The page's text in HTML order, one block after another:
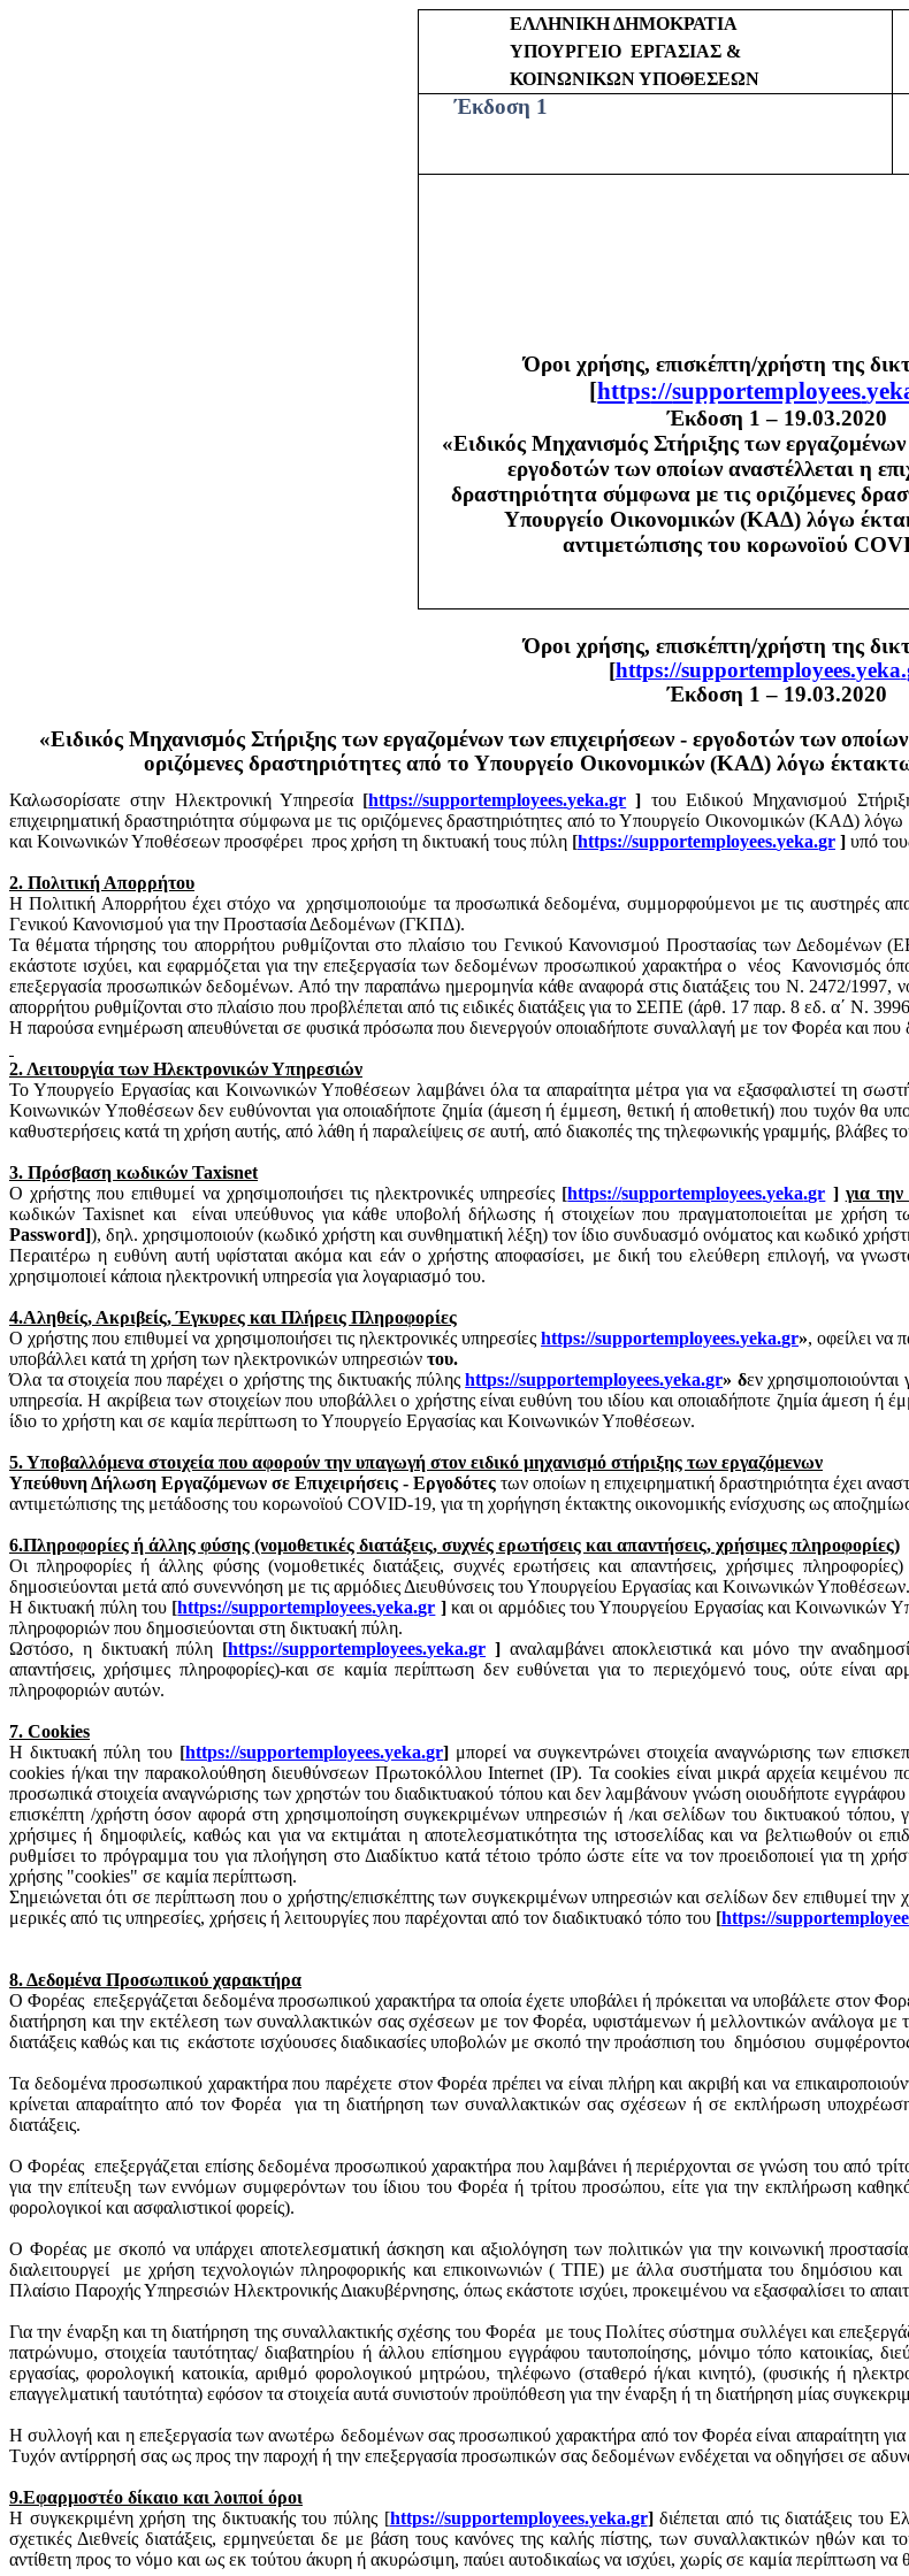
ΕΛΛΗΝΙΚΗ ΔΗΜΟΚΡΑΤΙΑ
ΥΠΟΥΡΓΕΙΟ ΕΡΓΑΣΙΑΣ &
ΚΟΙΝΩΝΙΚΩΝ ΥΠΟΘΕΣΕΩΝ
Έκδοση 1
Όροι χρήσης, επισκέπτη/χρήστη της
[https://supportemployees.
Έκδοση 1 – 19.03.2020
«Ειδικός Μηχανισμός Στήριξης των
εργοδοτών των οποίων αναστέλλεται η
δραστηριότητα σύμφωνα με τις οριζόμενες
Υπουργείο Οικονομικών (ΚΑΔ) λόγω
αντιμετώπισης τουκορωνοϊού
Όροι χρήσης, επισκέπτη/χρήστη της
[https://supportemployees.yeka.
Έκδοση 1 – 19.03.2020
«Ειδικός Μηχανισμός Στήριξης των εργαζομένων των επιχειρήσεων - εργοδοτών των
οριζόμενες δραστηριότητες από το Υπουργείο Οικονομικών (ΚΑΔ) λόγω
Καλωσορίσατε στην Ηλεκτρονική Υπηρεσία [https://supportemployees.yeka.gr ] τουΕιδικού Μηχανισμού
επιχειρηματική δραστηριότητα σύμφωνα με τις οριζόμενες δραστηριότητες από το Υπουργείο Οικονομικών (ΚΑΔ)
και Κοινωνικών Υποθέσεων προσφέρει προς χρήση τη δικτυακή τους πύλη [https://supportemployees.yeka.gr ] υπό
2. Πολιτική Απορρήτου
Η Πολιτική Απορρήτου έχει στόχο να
χρησιμοποιούμε τα προσωπικά δεδομένα, συμμορφούμενοι με τις αυστηρές
Γενικού Κανονισμού για την Προστασία Δεδομένων (ΓΚΠΔ).
Τα θέματα τήρησης του απορρήτου ρυθμίζονται στο πλαίσιο του Γενικού Κανονισμού Προστασίας των
εκάστοτε ισχύει, και εφαρμόζεται για την επεξεργασία των δεδομένων προσωπικού χαρακτήρα ο
νέος
Κανονισμός
επεξεργασία προσωπικών δεδομένων. Από την παραπάνω ημερομηνία κάθε αναφορά στις διατάξεις του Ν. 2472/1997,
απορρήτου ρυθμίζονται στο πλαίσιο που προβλέπεται από τις ειδικές διατάξεις για το ΣΕΠΕ (άρθ. 17 παρ. 8 εδ. α΄ Ν.
Η παρούσα ενημέρωση απευθύνεται σε φυσικά πρόσωπα που διενεργούν οποιαδήποτε συναλλαγή με τον Φορέα και που
2. Λειτουργία των Ηλεκτρονικών Υπηρεσιών
Το Υπουργείο Εργασίας και Κοινωνικών Υποθέσεων λαμβάνει όλα τα απαραίτητα μέτρα για να εξασφαλιστεί τη
Κοινωνικών Υποθέσεων δεν ευθύνονται για οποιαδήποτε ζημία (άμεση ή έμμεση, θετική ή αποθετική) που τυχόν θα
καθυστερήσεις κατά τη χρήση αυτής, από λάθη ή παραλείψεις σε αυτή, από διακοπές της τηλεφωνικής γραμμής, βλάβες
3. Πρόσβαση κωδικών Taxisnet
Ο χρήστης που επιθυμεί να χρησιμοποιήσει τις ηλεκτρονικές υπηρεσίες [https://supportemployees.yeka.gr ] για
κωδικώνTaxisnet και είναι υπεύθυνος για κάθε υποβολή δήλωσης ή στοιχείων που πραγματοποιείται με
Password]), δηλ. χρησιμοποιούν (κωδικό χρήστη και συνθηματική λέξη) τον ίδιο συνδυασμό ονόματος και κωδικό
Περαιτέρω η ευθύνη αυτή υφίσταται ακόμα και εάν ο χρήστης αποφασίσει, με δική του ελεύθερη επιλογή, να
χρησιμοποιεί κάποια ηλεκτρονική υπηρεσία για λογαριασμό του.
4.Αληθείς, Ακριβείς, Έγκυρες και Πλήρεις Πληροφορίες
Ο χρήστης που επιθυμεί να χρησιμοποιήσει τις ηλεκτρονικές υπηρεσίεςhttps://supportemployees.yeka.gr», οφείλει να
υποβάλλει κατά τη χρήση των ηλεκτρονικών υπηρεσιών του.
Όλα τα στοιχεία που παρέχει ο χρήστης της δικτυακής πύληςhttps://supportemployees.yeka.gr» δεν
υπηρεσία. Η ακρίβεια των στοιχείων που υποβάλλει ο χρήστης είναι ευθύνη του ιδίου και οποιαδήποτε ζημία άμεση ή
ίδιο το χρήστη και σε καμία περίπτωση το Υπουργείο Εργασίας και Κοινωνικών Υποθέσεων.
5. Υποβαλλόμενα στοιχεία που αφορούν την υπαγωγή στον ειδικό μηχανισμό στήριξης των εργαζόμενων
Υπεύθυνη Δήλωση Εργαζόμενων σε Επιχειρήσεις - Εργοδότες των οποίων η επιχειρηματική δραστηριότητα έχει
αντιμετώπισης της μετάδοσης του κορωνοϊού COVID-19, για τη χορήγηση έκτακτης οικονομικής ενίσχυσης ως
6.Πληροφορίες ή άλλης φύσης (νομοθετικές διατάξεις, συχνές ερωτήσεις και απαντήσεις, χρήσιμες πληροφορίες)
Οι πληροφορίες ή άλλης φύσης (νομοθετικές διατάξεις, συχνές ερωτήσεις και απαντήσεις, χρήσιμες
δημοσιεύονται μετά από συνεννόηση με τις αρμόδιες Διευθύνσεις του Υπουργείου Εργασίας και Κοινωνικών Υποθέσεων.
Η δικτυακή πύλη του [https://supportemployees.yeka.gr ]και οι αρμόδιες του Υπουργείου Εργασίας και Κοινωνικών
πληροφοριών που δημοσιεύονται στη δικτυακή πύλη.
Ωστόσο, η δικτυακή πύλη [https://supportemployees.yeka.gr ] αναλαμβάνει αποκλειστικά και μόνο την
απαντήσεις, χρήσιμες πληροφορίες)-και σε καμία περίπτωση δεν ευθύνεται για το περιεχόμενό τους, ούτε είναι
πληροφοριών αυτών.
7. Cookies
Η δικτυακή πύλη του [https://supportemployees.yeka.gr] μπορεί να συγκεντρώνει στοιχεία αναγνώρισης των
cookies ή/και την παρακολούθηση διευθύνσεων Πρωτοκόλλου Internet (IP). Ταcookies είναι μικρά αρχεία
προσωπικά στοιχεία αναγνώρισης των χρηστών του διαδικτυακού τόπου και δεν λαμβάνουν γνώση οιουδήποτε
επισκέπτη /χρήστη όσον αφορά στη χρησιμοποίηση συγκεκριμένων υπηρεσιών ή /και σελίδων του δικτυακού τόπου,
χρήσιμες ή δημοφιλείς, καθώς και για να εκτιμάται η αποτελεσματικότητα της ιστοσελίδας και να βελτιωθούν οι
ρυθμίσει το πρόγραμμα του για πλοήγηση στο Διαδίκτυο κατά τέτοιο τρόπο ώστε είτε να τον προειδοποιεί για τη
χρήσης "cookies" σε καμία περίπτωση.
Σημειώνεται ότι σε περίπτωση που ο χρήστης/επισκέπτης των συγκεκριμένων υπηρεσιών και σελίδων δεν επιθυμεί την
μερικές από τις υπηρεσίες, χρήσεις ή λειτουργίες που παρέχονται από τον διαδικτυακό τόπο του [https://
8. Δεδομένα Προσωπικού χαρακτήρα
Ο Φορέας επεξεργάζεται δεδομένα προσωπικού χαρακτήρα τα οποία έχετε υποβάλει ή πρόκειται να υποβάλετε στον
διατήρηση και την εκτέλεση των συναλλακτικών σας σχέσεων με τον Φορέα, υφιστάμενων ή μελλοντικών ανάλογα με
διατάξεις καθώς και τις εκάστοτε ισχύουσες διαδικασίες υποβολών με σκοπό την προάσπιση του δημόσιου
Τα δεδομένα προσωπικού χαρακτήρα που παρέχετε στον Φορέα πρέπει να είναι πλήρη και ακριβή και να
κρίνεται απαραίτητο από τον Φορέα
για τη διατήρηση των συναλλακτικών σας σχέσεων ή σε εκπλήρωση
διατάξεις.
Ο Φορέας επεξεργάζεται επίσης δεδομένα προσωπικού χαρακτήρα που λαμβάνει ή περιέρχονται σε γνώση του από
για την επίτευξη των εννόμων συμφερόντων του ίδιου του Φορέα ή τρίτου προσώπου, είτε για την εκπλήρωση
φορολογικοί και ασφαλιστικοί φορείς).
Ο Φορέας με σκοπό να υπάρχει αποτελεσματική άσκηση και αξιολόγηση των πολιτικών για την κοινωνική
διαλειτουργεί
με χρήση τεχνολογιών πληροφορικής και επικοινωνιών ( ΤΠΕ) με άλλα συστήματα του δημόσιου
Πλαίσιο Παροχής Υπηρεσιών Ηλεκτρονικής Διακυβέρνησης, όπως εκάστοτε ισχύει, προκειμένου να εξασφαλίσει το
Για την έναρξη και τη διατήρηση της συναλλακτικής σχέσης του Φορέα με τους Πολίτες σύστημα συλλέγει και
πατρώνυμο, στοιχεία ταυτότητας/ διαβατηρίου ή άλλου επίσημου εγγράφου ταυτοποίησης, μόνιμο τόπο κατοικίας,
εργασίας, φορολογική κατοικία, αριθμό φορολογικού μητρώου, τηλέφωνο (σταθερό ή/και κινητό), (φυσικής ή
επαγγελματική ταυτότητα) εφόσον τα στοιχεία αυτά συνιστούν προϋπόθεση για την έναρξη ή τη διατήρηση μίας
Η συλλογή και η επεξεργασία των ανωτέρω δεδομένων σας προσωπικού χαρακτήρα από τον Φορέα είναι απαραίτητη
Τυχόν αντίρρησή σας ως προς την παροχή ή την επεξεργασία προσωπικών σας δεδομένων ενδέχεται να οδηγήσει σε
9.Εφαρμοστέο δίκαιο και λοιποί όροι
Η συγκεκριμένη χρήση της δικτυακής του πύλης [https://supportemployees.yeka.gr]διέπεται από τις διατάξεις του
σχετικές Διεθνείς διατάξεις, ερμηνεύεται δε με βάση τους κανόνες της καλής πίστης, των συναλλακτικών ηθών και
αντίθετη προς το νόμο και ως εκ τούτου άκυρη ή ακυρώσιμη, παύει αυτοδικαίως να ισχύει, χωρίς σε καμία περίπτωση να